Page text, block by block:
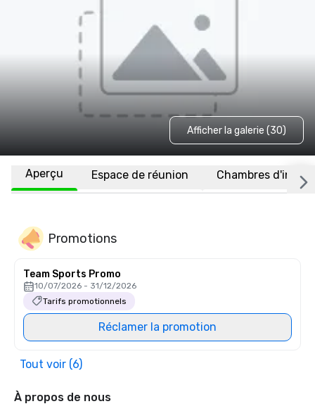
Afficher la galerie (30)
Aperçu Espace de réunion Chambres
Promotions
Team Sports Promo
10/07/2026 - 31/12/2026
Tarifs promotionnels
Réclamer la promotion
Tout voir (6)
À propos de nous